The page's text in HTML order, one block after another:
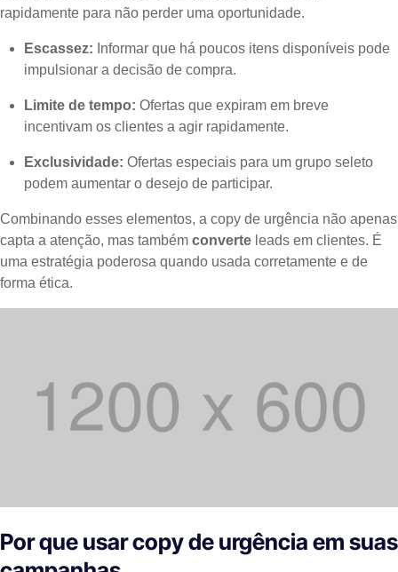
rapidamente para não perder uma oportunidade.
Escassez: Informar que há poucos itens disponíveis pode
impulsionar a decisão de compra.
Limite de tempo: Ofertas que expiram em breve
incentivam os clientes a agir rapidamente.
Exclusividade: Ofertas especiais para um grupo seleto
podem aumentar o desejo de participar.
Combinando esses elementos, a copy de urgência não apenas
capta a atenção, mas também converte leads em clientes. É
uma estratégia poderosa quando usada corretamente e de
forma ética.
Por que usar copy de urgência em suas